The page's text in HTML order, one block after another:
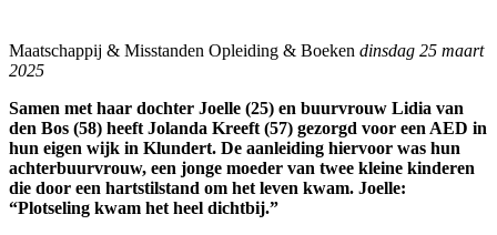
Maatschappij & Misstanden Opleiding & Boeken dinsdag 25 maart
2025
Samen met haar dochter Joelle (25) en buurvrouw Lidia van
den Bos (58) heeft Jolanda Kreeft (57) gezorgd voor een AED in
hun eigen wijk in Klundert. De aanleiding hiervoor was hun
achterbuurvrouw, een jonge moeder van twee kleine kinderen
die door een hartstilstand om het leven kwam. Joelle:
“Plotseling kwam het heel dichtbij.”